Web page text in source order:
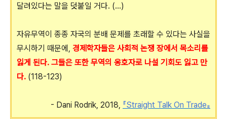
달려있다는 말을 덧붙일 거다. (...)
자유무역이 종종 자국의 분배 문제를 초래할 수 있다는 사실을
무시하기 때문에, 경제학자들은 사회적 논쟁 장에서 목소리를
잃게 된다. 그들은 또한 무역의 옹호자로 나설 기회도 잃고 만
다. (118-123)
- Dani Rodrik, 2018, 『Straight Talk On Trade』